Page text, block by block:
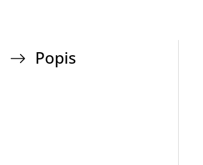
Popis